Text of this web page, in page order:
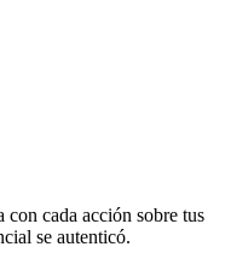
cada acción sobre tus
se autenticó.